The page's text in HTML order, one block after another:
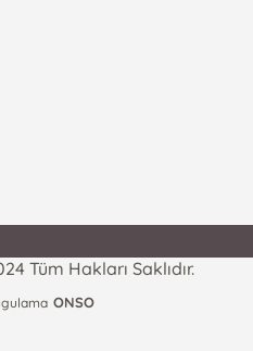
Tüm Hakları Saklıdır.
ONSO